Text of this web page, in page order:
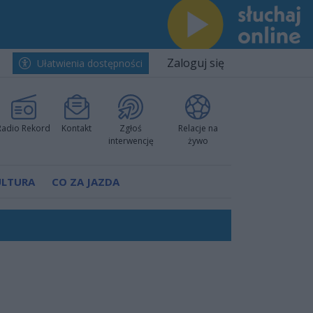
Ułatwienia dostępności Zaloguj się
Rekord Kontakt
Zgłoś
interwencję
Relacje na
żywo
CO ZA JAZDA